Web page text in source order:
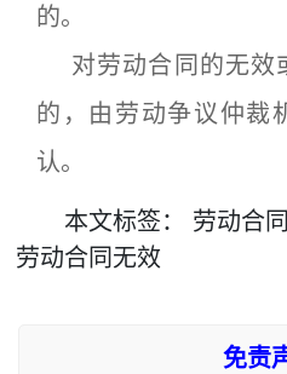
的。
对劳动合同的无效
的，由劳动争议仲裁
认。
本文标签： 劳动合同
劳动合同无效
免责